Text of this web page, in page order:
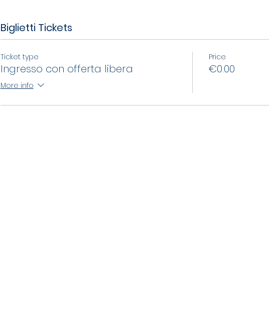
Biglietti Tickets
Ticket type
Ingresso con offerta libera
More info
Price
€0.00